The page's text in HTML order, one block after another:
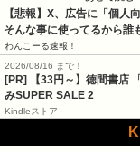
【悲報】X、広告に「個人
そんな事に使ってるから誰
わんこーる速報！
2026/08/16 まで！
[PR]
【33円～】徳間書店
みSUPER SALE 2
Kindleストア